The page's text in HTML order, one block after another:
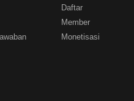
Daftar
Member
Monetisasi